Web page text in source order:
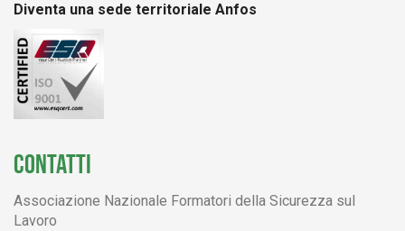
Diventa una sede territoriale Anfos
CONTATTI
Associazione Nazionale Formatori della Sicurezza sul
Lavoro